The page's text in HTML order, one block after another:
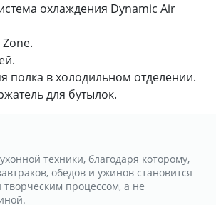
охлаждения Dynamic Air
полка в холодильном отделении.
для бутылок.
техники, благодаря которому,
обедов и ужинов становится
творческим процессом, а не